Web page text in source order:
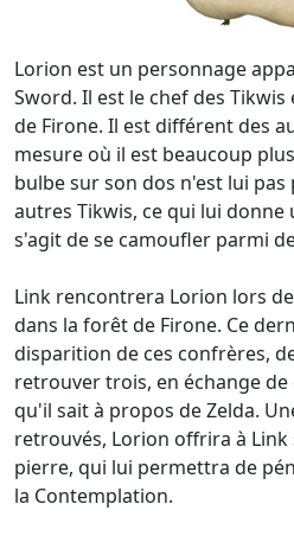
Lorion est un personnage
Sword. Il est le chef des
de Firone. Il est différent des
mesure où il est beaucoup
bulbe sur son dos n'est lui
autres Tikwis, ce qui lui
s'agit de se camoufler parmi
Link rencontrera Lorion lors
dans la forêt de Firone. Ce
disparition de ces confrères,
retrouver trois, en échange
qu'il sait à propos de Zelda.
retrouvés, Lorion offrira à Link
pierre, qui lui permettra de
la Contemplation.